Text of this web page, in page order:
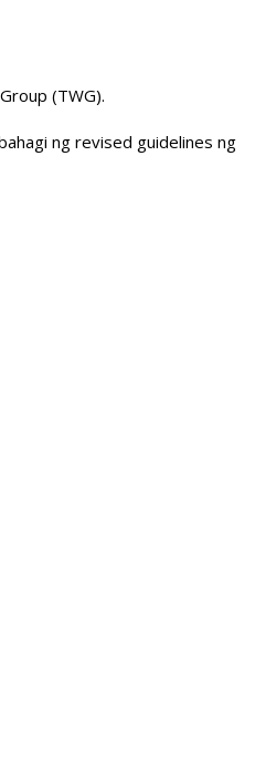
(TWG).
ng revised guidelines ng